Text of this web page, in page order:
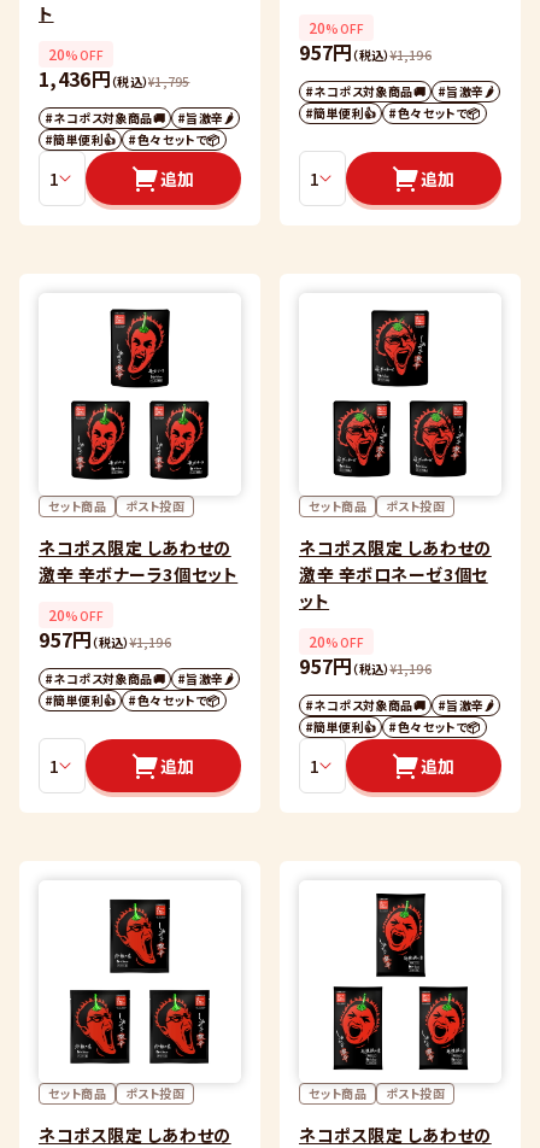
ト
20%OFF
1,436円（税込）¥1,795
#ネコポス対象商品🚚
#旨激辛🌶
#簡単便利👍
#色々セットで📦
追加
20%OFF
957円（税込）¥1,196
#ネコポス対象商品🚚
#旨激辛🌶
#簡単便利👍
#色々セットで📦
追加
セット商品 ポスト投函
ネコポス限定 しあわせの
激辛 辛ボナーラ3個セット
20%OFF
957円（税込）¥1,196
#ネコポス対象商品🚚
#旨激辛🌶
#簡単便利👍
#色々セットで📦
追加
セット商品 ポスト投函
ネコポス限定 しあわせの
激辛 辛ボロネーゼ3個セ
ット
20%OFF
957円（税込）¥1,196
#ネコポス対象商品🚚
#旨激辛🌶
#簡単便利👍
#色々セットで📦
追加
セット商品 ポスト投函
ネコポス限定 しあわせの
セット商品 ポスト投函
ネコポス限定 しあわせの